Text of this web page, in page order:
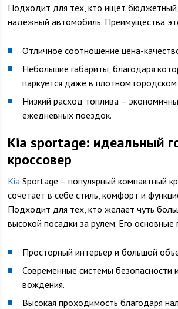
Подходит для тех, кто ищет
надежный автомобиль. Преимущества
Отличное соотношение цена-
Небольшие габариты, благодаря
паркуется даже в плотном
Низкий расход топлива –
ежедневных поездок.
Kia sportage: идеальный
кроссовер
Kia Sportage – популярный компактный
сочетает в себе стиль, комфорт и
Подходит для тех, кто желает чуть
высокой посадки за рулем. Его
Просторный интерьер и большой
Современные системы безопасности
вождения.
Высокая проходимость благодаря